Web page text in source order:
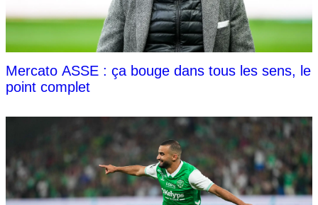
Mercato ASSE : ça bouge dans tous les sens, le
point complet